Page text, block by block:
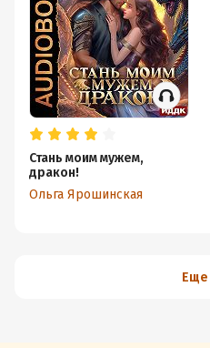
Стань моим мужем,
дракон!
Ольга Ярошинская
Еще